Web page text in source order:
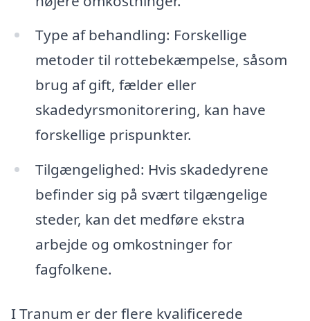
Type af behandling: Forskellige
metoder til rottebekæmpelse, såsom
brug af gift, fælder eller
skadedyrsmonitorering, kan have
forskellige prispunkter.
Tilgængelighed: Hvis skadedyrene
befinder sig på svært tilgængelige
steder, kan det medføre ekstra
arbejde og omkostninger for
fagfolkene.
I Tranum er der flere kvalificerede